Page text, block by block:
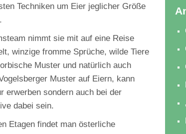
Techniken um Eier jeglicher Größe
nimmt sie mit auf eine Reise
winzige fromme Sprüche, wilde Tiere
Muster und natürlich auch
Muster auf Eiern, kann
erwerben sondern auch bei der
dabei sein.
Etagen findet man österliche